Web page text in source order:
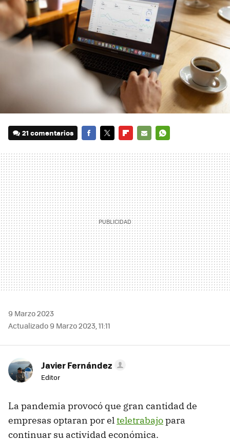
21 comentarios
MAIL
9 Marzo 2023
Actualizado 9 Marzo 2023, 11:11
Javier Fernández
Editor
La pandemia provocó que gran cantidad de
empresas optaran por elteletrabajopara
continuar su actividad económica.